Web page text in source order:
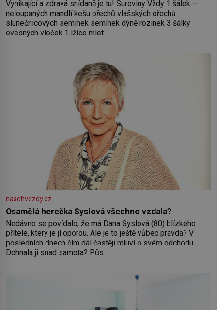
Vynikající a zdravá snídaně je tu! Suroviny Vždy 1 šálek –
neloupaných mandlí kešu ořechů vlašských ořechů
slunečnicových semínek semínek dýně rozinek 3 šálky
ovesných vloček 1 lžíce mlet
nasehvezdy.cz
Osamělá herečka Syslová všechno vzdala?
Nedávno se povídalo, že má Dana Syslová (80) blízkého
přítele, který je jí oporou. Ale je to ještě vůbec pravda? V
posledních dnech čím dál častěji mluví o svém odchodu.
Dohnala ji snad samota? Půs